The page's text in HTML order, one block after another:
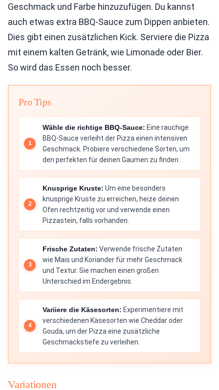
Geschmack und Farbe hinzuzufügen. Du kannst
auch etwas extra BBQ-Sauce zum Dippen anbieten.
Dies gibt einen zusätzlichen Kick. Serviere die Pizza
mit einem kalten Getränk, wie Limonade oder Bier.
So wird das Essen noch besser.
Pro Tips
Wähle die richtige BBQ-Sauce: Eine rauchige
BBQ-Sauce verleiht der Pizza einen intensiven
Geschmack. Probiere verschiedene Sorten, um
den perfekten für deinen Gaumen zu finden.
Knusprige Kruste: Um eine besonders
knusprige Kruste zu erreichen, heize deinen
Ofen rechtzeitig vor und verwende einen
Pizzastein, falls vorhanden.
Frische Zutaten: Verwende frische Zutaten
wie Mais und Koriander für mehr Geschmack
und Textur. Sie machen einen großen
Unterschied im Endergebnis.
Variiere die Käsesorten: Experimentiere mit
verschiedenen Käsesorten wie Cheddar oder
Gouda, um der Pizza eine zusätzliche
Geschmackstiefe zu verleihen.
Variationen